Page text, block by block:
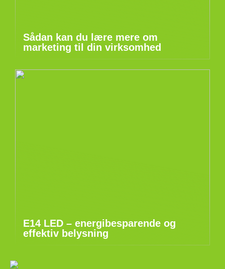
Sådan kan du lære mere om
marketing til din virksomhed
E14 LED – energibesparende og
effektiv belysning